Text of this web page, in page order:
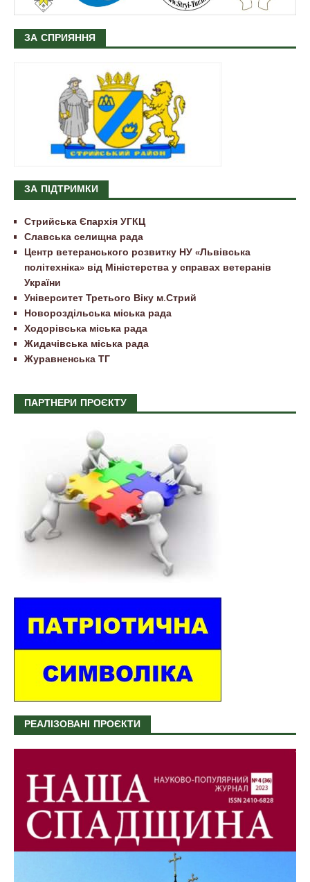
ЗА СПРИЯННЯ
ЗА ПІДТРИМКИ
Стрийська Єпархія УГКЦ
Славська селищна рада
Центр ветеранського розвитку НУ «Львівська
політехніка» від Міністерства у справах ветеранів
України
Університет Третього Віку м.Стрий
Новороздільська міська рада
Ходорівська міська рада
Жидачівська міська рада
Журавненська ТГ
ПАРТНЕРИ ПРОЄКТУ
РЕАЛІЗОВАНІ ПРОЄКТИ